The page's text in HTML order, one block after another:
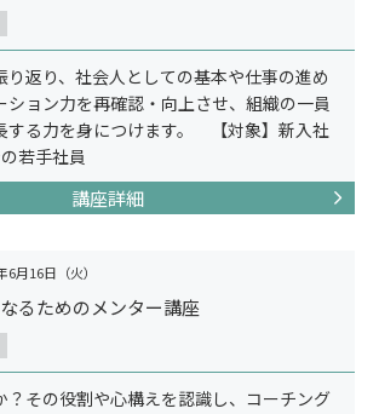
紹介
り返り、社会人としての基本や仕事の進め
ション力を再確認・向上させ、組織の一員
する力を身につけます。 【対象】新入社
若手社員
講座詳細
6月16日（火）
るためのメンター講座
？その役割や心構えを認識し、コーチング